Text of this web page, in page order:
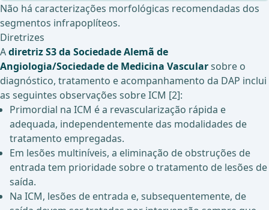
Não há caracterizações morfológicas recomendadas dos
segmentos infrapoplíteos.
Diretrizes
Adiretriz S3 da Sociedade Alemã de
Angiologia/Sociedade de Medicina Vascularsobre o
diagnóstico, tratamento e acompanhamento da DAP inclui
as seguintes observações sobre ICM [2]:
Primordial na ICM é a revascularização rápida e
adequada, independentemente das modalidades de
tratamento empregadas.
Em lesões multiníveis, a eliminação de obstruções de
entrada tem prioridade sobre o tratamento de lesões de
saída.
Na ICM, lesões de entrada e, subsequentemente, de